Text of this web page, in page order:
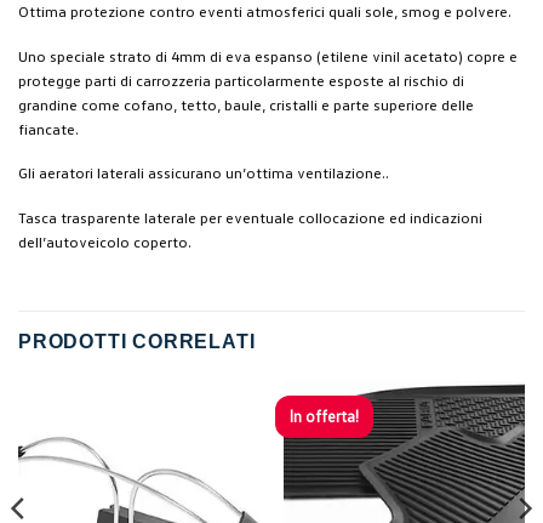
Ottima protezione contro eventi atmosferici quali sole, smog e polvere.
Uno speciale strato di 4mm di eva espanso (etilene vinil acetato) copre e
protegge parti di carrozzeria particolarmente esposte al rischio di
grandine come cofano, tetto, baule, cristalli e parte superiore delle
fiancate.
Gli aeratori laterali assicurano un’ottima ventilazione..
Tasca trasparente laterale per eventuale collocazione ed indicazioni
dell’autoveicolo coperto.
PRODOTTI CORRELATI
In offerta!